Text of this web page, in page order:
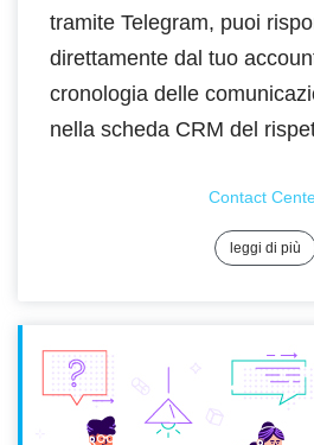
tramite Telegram, puoi
direttamente dal tuo
cronologia delle
nella scheda CRM del
leggi di più
Contact